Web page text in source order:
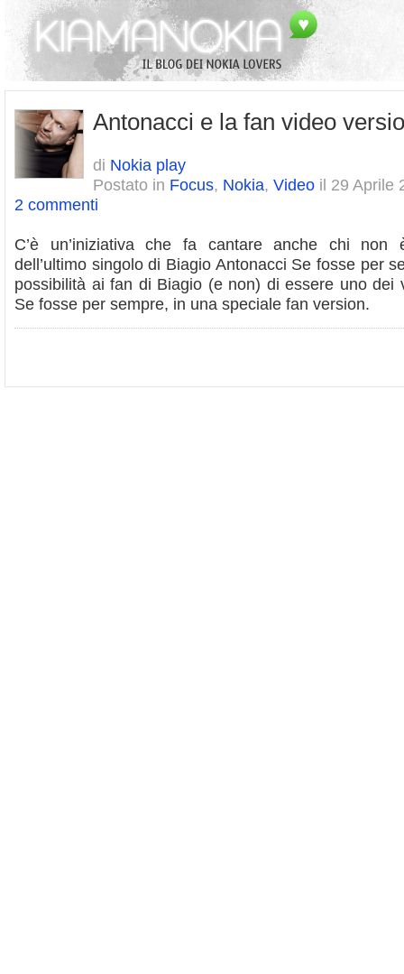
Antonacci e la fan video
di Nokia play
Postato in Focus, Nokia, Video il 29 Aprile
2 commenti
C’è un’iniziativa che fa cantare anche chi non
dell’ultimo singolo di Biagio Antonacci Se fosse per
possibilità ai fan di Biagio (e non) di essere uno dei
Se fosse per sempre, in una speciale fan version.